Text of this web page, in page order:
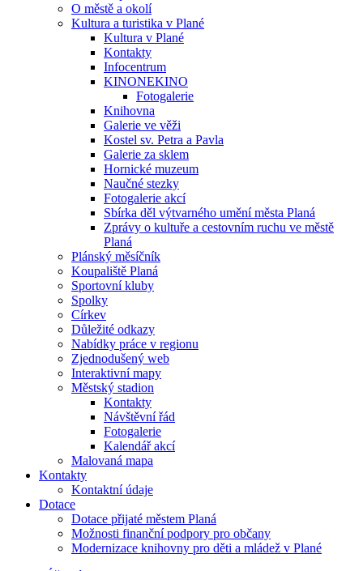
O městě a okolí
Kultura a turistika v Plané
Kultura v Plané
Kontakty
Infocentrum
KINONEKINO
Fotogalerie
Knihovna
Galerie ve věži
Kostel sv. Petra a Pavla
Galerie za sklem
Hornické muzeum
Naučné stezky
Fotogalerie akcí
Sbírka děl výtvarného umění města Planá
Zprávy o kultuře a cestovním ruchu ve městě
Planá
Plánský měsíčník
Koupaliště Planá
Sportovní kluby
Spolky
Církev
Důležité odkazy
Nabídky práce v regionu
Zjednodušený web
Interaktivní mapy
Městský stadion
Kontakty
Návštěvní řád
Fotogalerie
Kalendář akcí
Malovaná mapa
Kontakty
Kontaktní údaje
Dotace
Dotace přijaté městem Planá
Možnosti finanční podpory pro občany
Modernizace knihovny pro děti a mládež v Plané